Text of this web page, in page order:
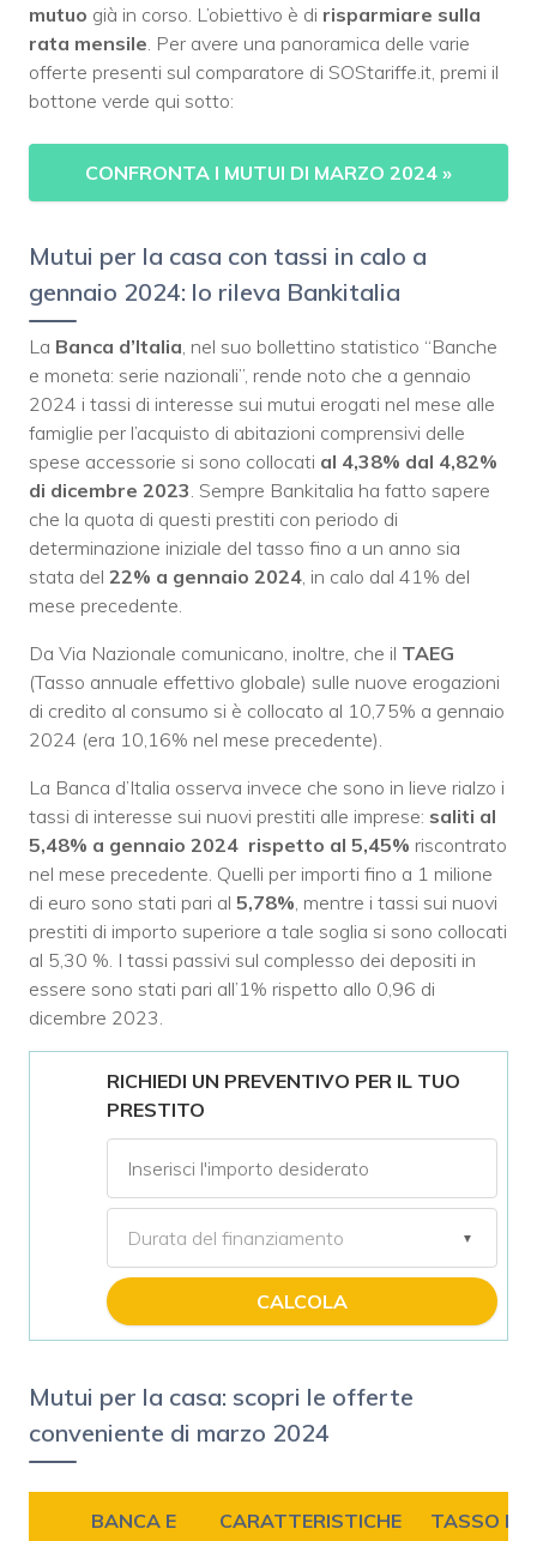
mutuo già in corso. L’obiettivo è di risparmiare sulla
rata mensile. Per avere una panoramica delle varie
offerte presenti sul comparatore di SOStariffe.it, premi il
bottone verde qui sotto:
CONFRONTA I MUTUI DI MARZO 2024 »
Mutui per la casa con tassi in calo a
gennaio 2024: lo rileva Bankitalia
La Banca d’Italia , nel suo bollettino statistico “Banche
e moneta: serie nazionali”, rende noto che a gennaio
2024 i tassi di interesse sui mutui erogati nel mese alle
famiglie per l’acquisto di abitazioni comprensivi delle
spese accessorie si sono collocati al 4,38% dal 4,82%
di dicembre 2023 . Sempre Bankitalia ha fatto sapere
che la quota di questi prestiti con periodo di
determinazione iniziale del tasso fino a un anno sia
stata del 22% a gennaio 2024 , in calo dal 41% del
mese precedente.
Da Via Nazionale comunicano, inoltre, che il TAEG
(Tasso annuale effettivo globale) sulle nuove erogazioni
di credito al consumo si è collocato al 10,75% a gennaio
2024 (era 10,16% nel mese precedente).
La Banca d’Italia osserva invece che sono in lieve rialzo i
tassi di interesse sui nuovi prestiti alle imprese: saliti al
5,48% a gennaio 2024 rispetto al 5,45% riscontrato
nel mese precedente. Quelli per importi fino a 1 milione
di euro sono stati pari al 5,78% , mentre i tassi sui nuovi
prestiti di importo superiore a tale soglia si sono collocati
al 5,30 %. I tassi passivi sul complesso dei depositi in
essere sono stati pari all’1% rispetto allo 0,96 di
dicembre 2023.
RICHIEDI UN PREVENTIVO PER IL TUO
PRESTITO
CALCOLA
Mutui per la casa: scopri le offerte
conveniente di marzo 2024
BANCA E
CARATTERISTICHE
TASSO